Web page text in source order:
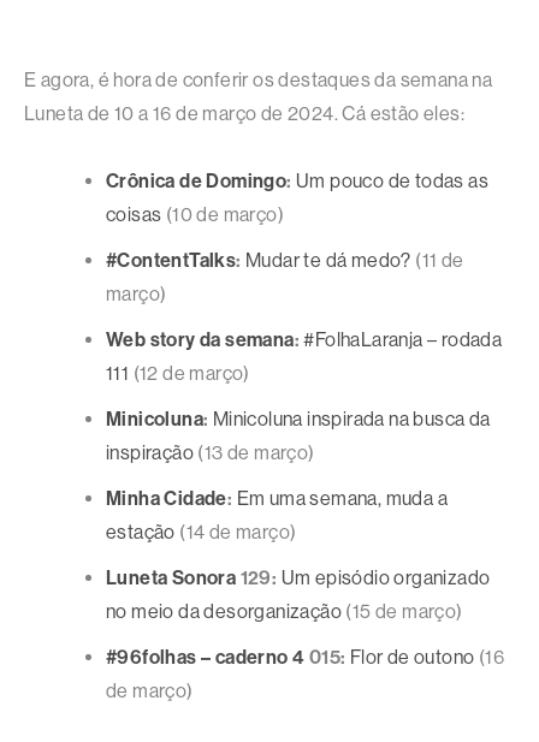
E agora, é hora de conferir os destaques da semana na
Luneta de 10 a 16 de março de 2024. Cá estão eles:
Crônica de Domingo: Um pouco de todas as
coisas (10 de março)
#ContentTalks: Mudar te dá medo? (11 de
março)
Web story da semana: #FolhaLaranja – rodada
111 (12 de março)
Minicoluna: Minicoluna inspirada na busca da
inspiração (13 de março)
Minha Cidade: Em uma semana, muda a
estação (14 de março)
Luneta Sonora 129: Um episódio organizado
no meio da desorganização (15 de março)
#96folhas – caderno 4 015: Flor de outono (16
de março)